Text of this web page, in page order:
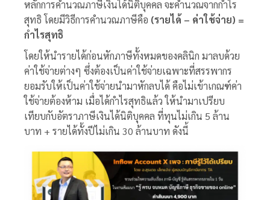
หลักการคำนวณภาษีเงินได้นิติบุคคล จะคำนวณจากกำไร
สุทธิ โดยมีวิธีการคำนวณภาษีคือ (รายได้ – ค่าใช้จ่าย) =
กำไรสุทธิ
โดยให้นำรายได้ก่อนหักภาษีทั้งหมดของคลินิก มาลบด้วย
ค่าใช้จ่ายต่างๆ ซึ่งต้องเป็นค่าใช้จ่ายเฉพาะที่สรรพากร
ยอมรับให้เป็นค่าใช้จ่ายนำมาหักลบได้ คือไม่เข้าเกณฑ์ค่า
ใช้จ่ายต้องห้าม เมื่อได้กำไรสุทธิแล้ว ให้นำมาเปรียบ
เทียบกับอัตราภาษีเงินได้นิติบุคคล ที่ทุนไม่เกิน 5 ล้าน
บาท + รายได้ทั้งปีไม่เกิน 30 ล้านบาท ดังนี้